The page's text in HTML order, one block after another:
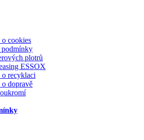
cookies
plotrů
ESSOX
recyklaci
dopravě